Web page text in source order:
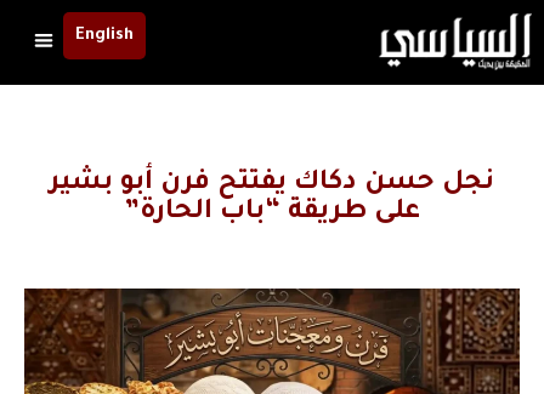
English
نجل حسن دكاك يفتتح فرن أبو بشير
على طريقة “باب الحارة”